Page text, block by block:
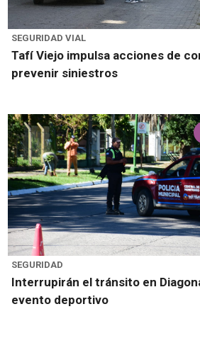
SEGURIDAD VIAL
Tafí Viejo impulsa acciones de
prevenir siniestros
SEGURIDAD
Interrupirán el tránsito en
evento deportivo